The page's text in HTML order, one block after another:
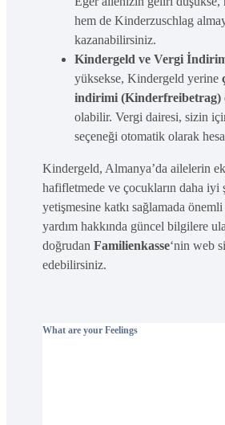
hem de Kinderzuschlag
kazanabilirsiniz.
Kindergeld ve Vergi
yüksekse, Kindergeld yerine
indirimi (Kinderfreibetrag)
olabilir. Vergi dairesi, sizin
seçeneği otomatik olarak
Kindergeld, Almanya’da ailelerin
hafifletmede ve çocukların daha iyi
yetişmesine katkı sağlamada
yardım hakkında güncel bilgilere
doğrudan Familienkasse‘nin web
edebilirsiniz.
What are your Feelings